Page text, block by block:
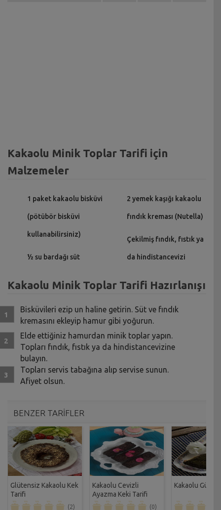
Kakaolu Minik Toplar Tarifi için
Malzemeler
1 paket kakaolu bisküvi
(pötübör bisküvi
kullanabilirsiniz)
½ su bardağı süt
2 yemek kaşığı kakaolu
fındık kreması (Nutella)
Çekilmiş fındık, fıstık ya
da hindistancevizi
Kakaolu Minik Toplar Tarifi Hazırlanışı
Bisküvileri ezip un haline getirin. Süt ve fındık
kremasını ekleyip hamur gibi yoğurun.
Elde ettiğiniz hamurdan minik toplar yapın.
Topları fındık, fıstık ya da hindistancevizine
bulayın.
Topları servis tabağına alıp servise sunun.
Afiyet olsun.
BENZER TARİFLER
Glütensiz Kakaolu Kek
Tarifi
(2)
Kakaolu Cevizli
Ayazma Keki Tarifi
(0)
Kakaolu Gün